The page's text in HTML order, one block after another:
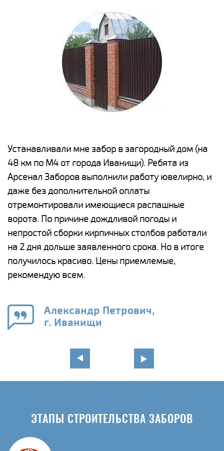
Устанавливали мне забор в загородный дом (на
48 км по М4 от города Иванищи). Ребята из
Арсенал Заборов выполнили работу ювелирно, и
даже без дополнительной оплаты
отремонтировали имеющиеся распашные
ворота. По причине дождливой погоды и
непростой сборки кирпичных столбов работали
на 2 дня дольше заявленного срока. Но в итоге
получилось красиво. Цены приемлемые,
рекомендую всем.
Александр Петрович,
г. Иванищи
ЭТАПЫ СТРОИТЕЛЬСТВА ЗАБОРОВ